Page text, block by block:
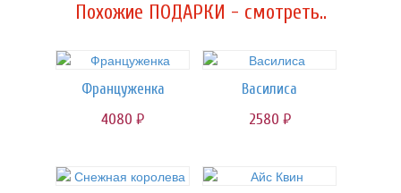
Похожие ПОДАРКИ - смотреть..
Француженка
4080 руб.
Василиса
2580 руб.